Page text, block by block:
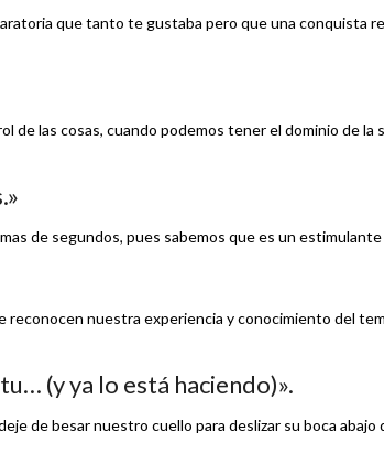
que tanto te gustaba pero que una conquista
de las cosas, cuando podemos tener el dominio de la
de segundos, pues sabemos que es un estimulante
reconocen nuestra experiencia y conocimiento del
(y ya lo está haciendo)».
de besar nuestro cuello para deslizar su boca